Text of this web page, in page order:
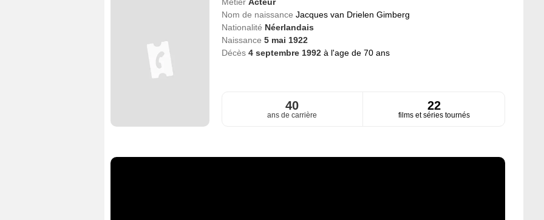
Nom de naissance Jacques van Drielen Gimberg
Nationalité Néerlandais
Naissance 5 mai 1922
Décès 4 septembre 1992 à l'age de 70 ans
40
ans de carrière
22
films et séries tournés